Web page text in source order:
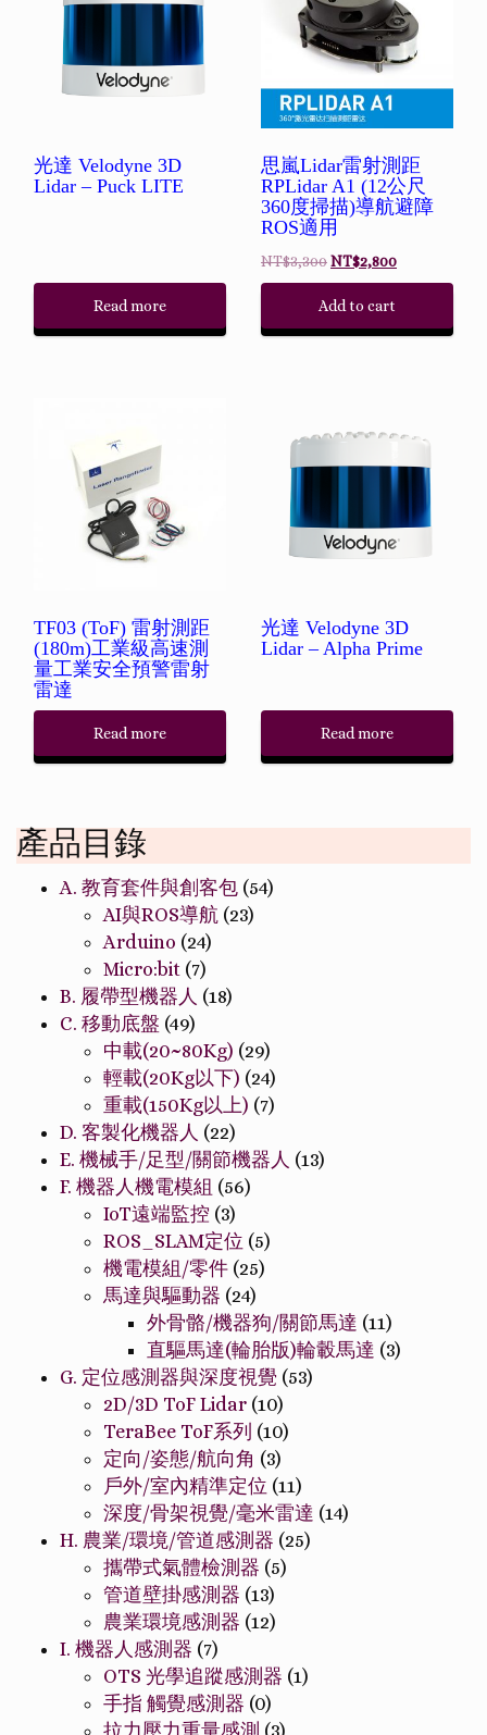
光達 Velodyne 3D
Lidar – Puck LITE
Read more
思嵐Lidar雷射測距
RPLidar A1 (12公尺
360度掃描)導航避障
ROS適用
NT$3,300 NT$2,800
Add to cart
TF03 (ToF) 雷射測距
(180m)工業級高速測
量工業安全預警雷射
雷達
Read more
光達 Velodyne 3D
Lidar – Alpha Prime
Read more
產品目錄
A. 教育套件與創客包 (54)
AI與ROS導航 (23)
Arduino (24)
Micro:bit (7)
B. 履帶型機器人 (18)
C. 移動底盤 (49)
中載(20~80Kg) (29)
輕載(20Kg以下) (24)
重載(150Kg以上) (7)
D. 客製化機器人 (22)
E. 機械手/足型/關節機器人 (13)
F. 機器人機電模組 (56)
IoT遠端監控 (3)
ROS_SLAM定位 (5)
機電模組/零件 (25)
馬達與驅動器 (24)
外骨骼/機器狗/關節馬達 (11)
直驅馬達(輪胎版)輪轂馬達 (3)
G. 定位感測器與深度視覺 (53)
2D/3D ToF Lidar (10)
TeraBee ToF系列 (10)
定向/姿態/航向角 (3)
戶外/室內精準定位 (11)
深度/骨架視覺/毫米雷達 (14)
H. 農業/環境/管道感測器 (25)
攜帶式氣體檢測器 (5)
管道壁掛感測器 (13)
農業環境感測器 (12)
I. 機器人感測器 (7)
OTS 光學追蹤感測器 (1)
手指 觸覺感測器 (0)